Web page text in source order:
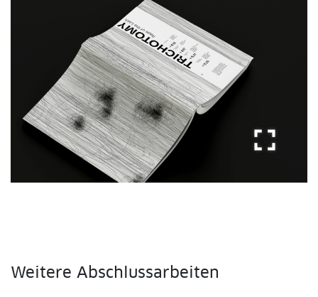
fullscreen
Weitere Abschlussarbeiten